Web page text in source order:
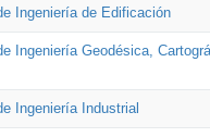
Ingeniería de Edificación
Ingeniería Geodésica,
Ingeniería Industrial